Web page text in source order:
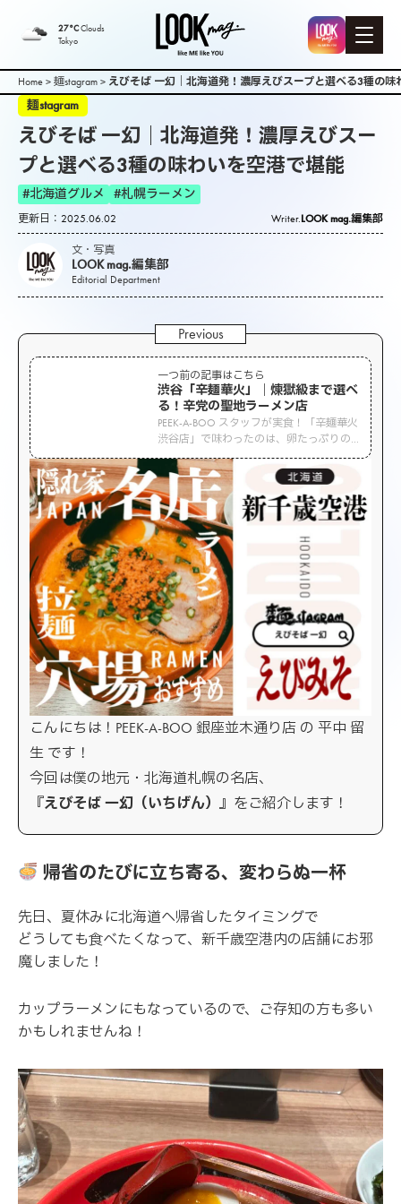
27°CClouds
Tokyo
Home > 麺stagram > えびそば 一幻｜北海道発！濃厚えびスープと選べる3種の味
麺stagram
えびそば 一幻｜北海道発！濃厚えびスー
プと選べる3種の味わいを空港で堪能
#北海道グルメ #札幌ラーメン
更新日：2025.06.02 Writer.LOOK mag.編集部
文・写真
LOOK mag.編集部
Editorial Department
一つ前の記事はこちら
渋谷「辛麺華火」｜煉獄級まで選べ
る！辛党の聖地ラーメン店
PEEK-A-BOO スタッフが実食！「辛麺華火
渋谷店」で味わったのは、卵たっぷりの
スープとこんにゃく麺が特徴の辛旨ラー
メン。
こんにちは！PEEK-A-BOO 銀座並木通り店 の 平中 留
生 です！
今回は僕の地元・北海道札幌の名店、
『えびそば 一幻（いちげん）』 をご紹介します！
帰省のたびに立ち寄る、変わらぬ一杯
先日、夏休みに北海道へ帰省したタイミングで
どうしても食べたくなって、新千歳空港内の店舗にお邪
魔しました！
カップラーメンにもなっているので、ご存知の方も多い
かもしれませんね！